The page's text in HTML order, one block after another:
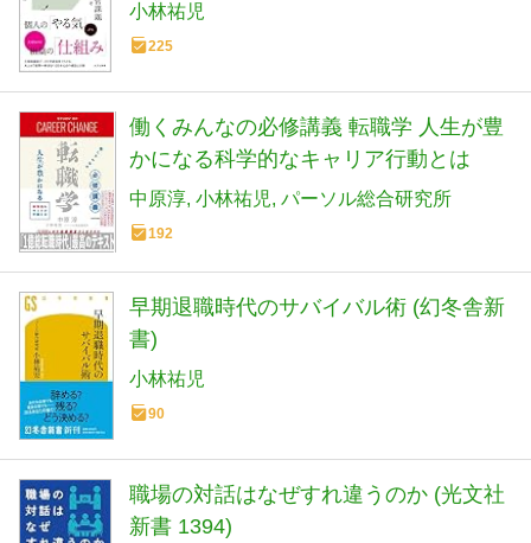
小林祐児
225
働くみんなの必修講義 転職学 人生が豊
かになる科学的なキャリア行動とは
中原淳 小林祐児 パーソル総合研究所
192
早期退職時代のサバイバル術 (幻冬舎新
書)
小林祐児
90
職場の対話はなぜすれ違うのか (光文社
新書 1394)